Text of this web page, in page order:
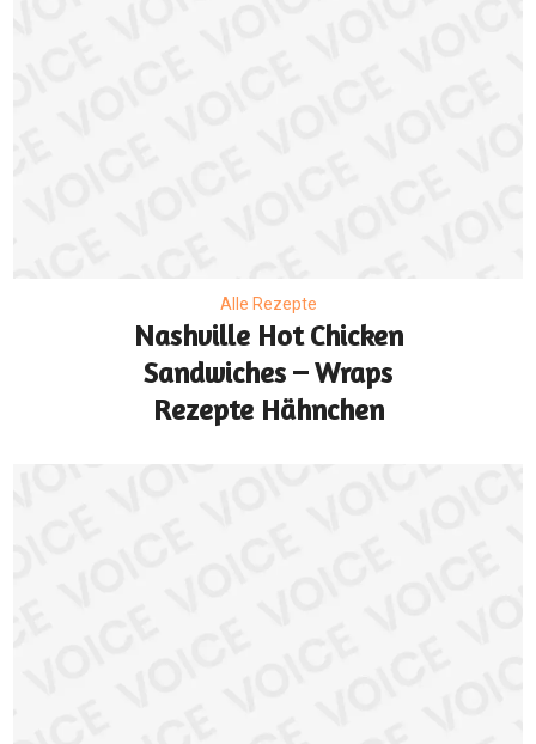
Alle Rezepte
Nashville Hot Chicken
Sandwiches – Wraps
Rezepte Hähnchen